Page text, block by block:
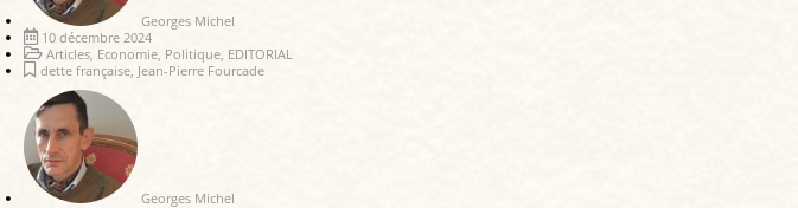
Georges Michel
10 décembre 2024
Articles Economie Politique EDITORIAL
dette française Jean-Pierre Fourcade
Georges Michel